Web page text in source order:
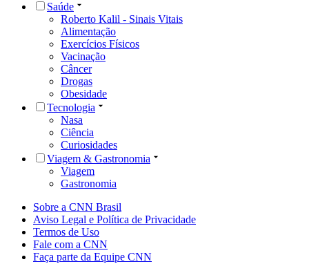
Saúde
Roberto Kalil - Sinais Vitais
Alimentação
Exercícios Físicos
Vacinação
Câncer
Drogas
Obesidade
Tecnologia
Nasa
Ciência
Curiosidades
Viagem & Gastronomia
Viagem
Gastronomia
Sobre a CNN Brasil
Aviso Legal e Política de Privacidade
Termos de Uso
Fale com a CNN
Faça parte da Equipe CNN